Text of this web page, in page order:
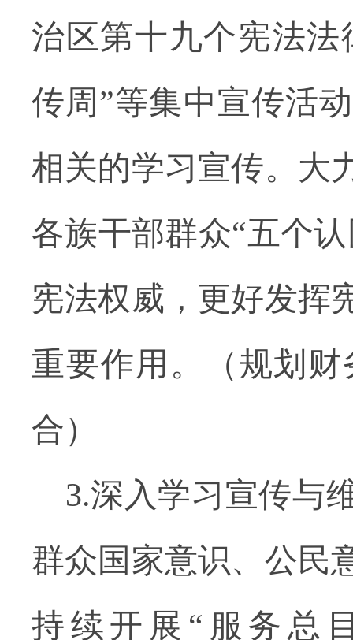
治区第十九个宪法法
传周”等集中宣传活
相关的学习宣传。大
各族干部群众“五个
宪法权威，更好发挥
重要作用。（规划
合）
3.深入学习宣传与
群众国家意识、公民
持续开展“服务总